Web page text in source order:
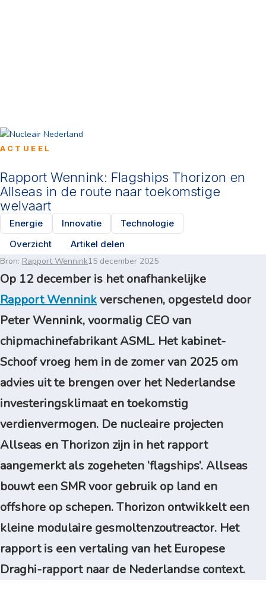
ACTUEEL
Rapport Wennink: Flagships Thorizon en
Allseas in de route naar toekomstige
welvaart
Energie Innovatie
Technologie
Overzicht
Artikel delen
Bron: Rapport Wennink15 december 2025
Op 12 december is het onafhankelijke
Rapport Wenninkverschenen, opgesteld door
Peter Wennink, voormalig CEO van
chipmachinefabrikant ASML. Het kabinet-
Schoof vroeg hem in de zomer van 2025 om
advies uit te brengen over het Nederlandse
investeringsklimaat en toekomstig
verdienvermogen. De nucleaire projecten
Allseas en Thorizon zijn in het rapport
aangemerkt als zogeheten ‘flagships’. Allseas
bouwt een SMR voor gebruik op land en
offshore op schepen. Thorizon ontwikkelt een
kleine modulaire gesmoltenzoutreactor. Het
rapport is een vertaling van het Europese
Draghi-rapport naar de Nederlandse context.